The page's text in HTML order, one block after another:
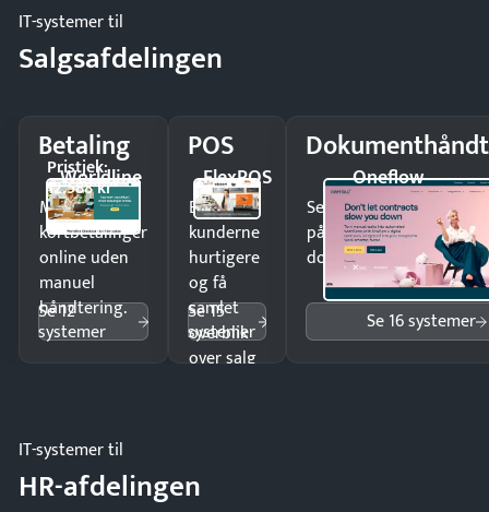
IT-systemer til
Salgsafdelingen
Betaling
Worldline
Pristjek:
12.588 kr
Modtag
kortbetalinger
online uden
manuel
håndtering.
Se 12
systemer
POS
FlexPOS
Ekspedér
kunderne
hurtigere
og få
samlet
overblik
over salg
Se 15
systemer
Oneflow
Send kontrakter til
på minutter og mist
dokumenter.
Se 16 systemer
IT-systemer til
HR-afdelingen